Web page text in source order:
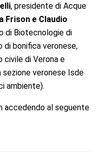
, presidente di Acque
Frison e Claudio
di Biotecnologie di
di bonifica veronese,
civile di Verona e
veronese Isde
ambiente).
accedendo al seguente